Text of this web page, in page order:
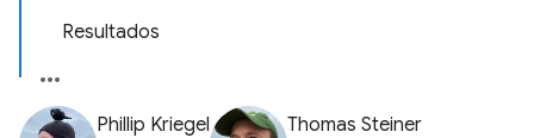
Resultados
Phillip Kriegel Thomas Steiner